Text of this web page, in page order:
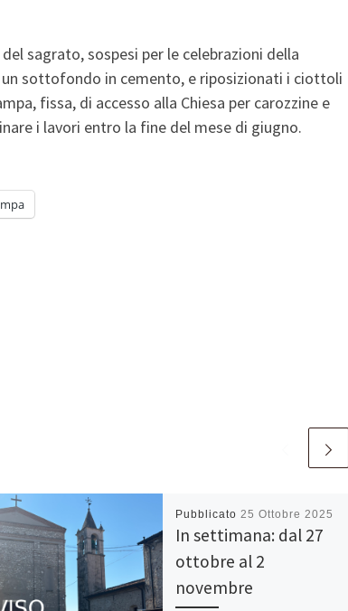
sagrato, sospesi per le celebrazioni della
sottofondo in cemento, e riposizionati i ciottoli
fissa, di accesso alla Chiesa per carozzine e
i lavori entro la fine del mese di giugno.
Pubblicato 25 Ottobre 2025
In settimana: dal 27
ottobre al 2
novembre